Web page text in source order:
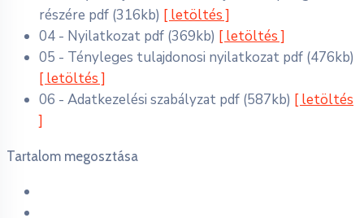
részére pdf (316kb) [ letöltés ]
04 - Nyilatkozat pdf (369kb) [ letöltés ]
05 - Tényleges tulajdonosi nyilatkozat pdf (476kb)
[ letöltés ]
06 - Adatkezelési szabályzat pdf (587kb) [ letöltés
]
Tartalom megosztása